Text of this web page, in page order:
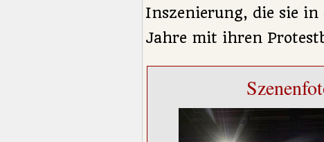
Inszenierung, die sie
Jahre mit ihren